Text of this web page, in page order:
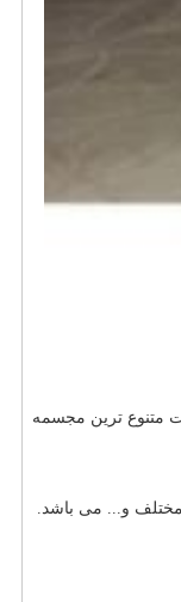
متنوع ترین مجسمه
و... می باشد.